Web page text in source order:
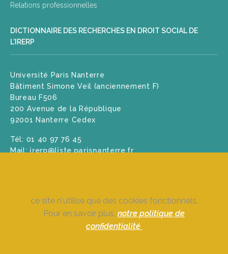
Relations professionnelles
DICTIONNAIRE DES RECHERCHES EN DROIT SOCIAL DE
L’IRERP
Université Paris Nanterre
Bâtiment Simone Veil (anciennement F)
Bureau F506
200 Avenue de la République
92001 Nanterre Cedex
Tél: 01 40 97 76 45
Mail: irerp@liste.parisnanterre.fr
ce site n'utilise que des cookies fonctionnels.
Pour en savoir plus, notre politique de
confidentialité